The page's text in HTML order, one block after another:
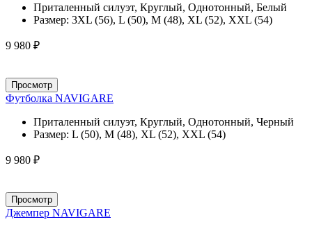
Приталенный силуэт, Круглый, Однотонный, Белый
Размер: 3XL (56), L (50), M (48), XL (52), XXL (54)
9 980 ₽
Просмотр
Футболка NAVIGARE
Приталенный силуэт, Круглый, Однотонный, Черный
Размер: L (50), M (48), XL (52), XXL (54)
9 980 ₽
Просмотр
Джемпер NAVIGARE